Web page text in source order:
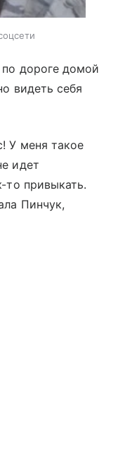
дороге домой
видеть себя
У меня такое
идет
то привыкать.
Пинчук,